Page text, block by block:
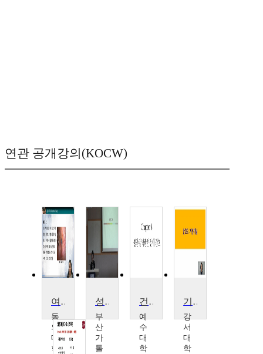
연관 공개강의(KOCW)
여성건강간호학 : 자궁내막질환 간호
동
의
대
학
성인간호학
부
산
가
톨
건강반응과 간호Ⅶ (스트레스/대응)
예
수
대
학
기본간호학1
강
서
대
학